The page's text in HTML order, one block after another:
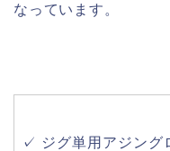
なっています。
✓ ジグ単用アジング